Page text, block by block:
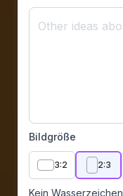
Bildgröße
3:2 2:3
Kein Wasserzeichen